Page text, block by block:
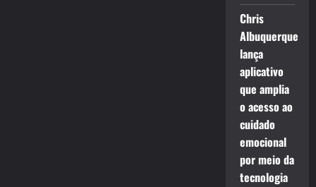
Chris
Albuquerque
lança
aplicativo
que amplia
o acesso ao
cuidado
emocional
por meio da
tecnologia